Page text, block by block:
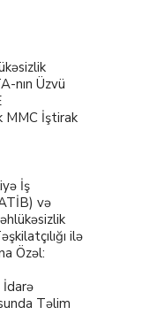
nın Üzvü
MMC İştirak
İş
və
ilə
Özəl:
İdarə
Təlim